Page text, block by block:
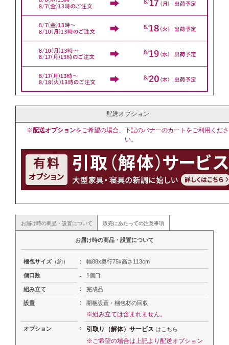
配送オプション
※配送オプションをご希望の場合、下記のバナーのカートをご利用くださ
い。
お届け時の商品・設置について 販売にあたっての注意事項
お届け時の商品・設置について
梱包サイズ（約） : 幅88x奥行75x高さ113cm
個口数 : 1個口
組み立て : 完成品
設置 : 開梱設置・梱包材の回収
※組み立ては含まれません。
オプション : 引取り（解体）サービス はこちら
※ご希望の場合は上記より配送オプション